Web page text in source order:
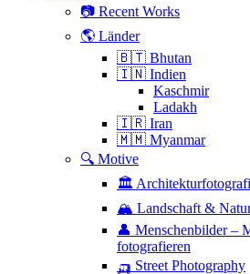
📷 Recent Works
🌎 Länder
🇧🇹 Bhutan
🇮🇳 Indien
Kaschmir
Ladakh
🇮🇷 Iran
🇲🇲 Myanmar
🔍 Motive
🏛
🏔 Landschaft &
👤 Menschenbilder –
fotografieren
🛺 Street Photography